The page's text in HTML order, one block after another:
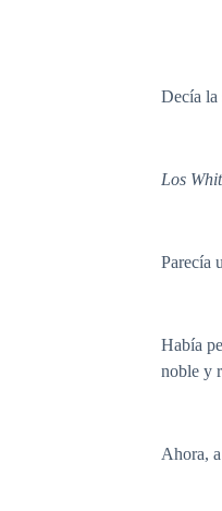
Decía la
Los
Parecía
Había
noble y
Ahora,